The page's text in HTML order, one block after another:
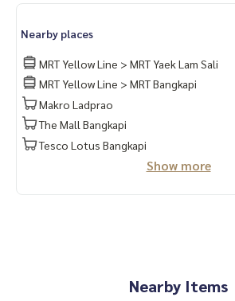
Nearby places
MRT Yellow Line > MRT Yaek Lam Sali
MRT Yellow Line > MRT Bangkapi
Makro Ladprao
The Mall Bangkapi
Tesco Lotus Bangkapi
Show more
Nearby Items